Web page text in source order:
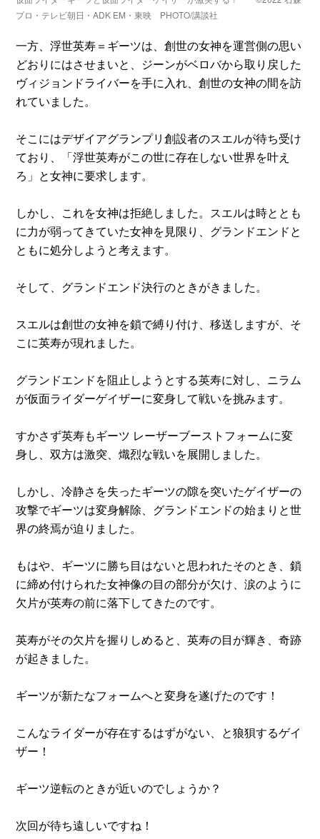
プロ・テレビ朝日・ADK EM・東映 PHOTO/講談社
一方、浮世英寿＝ギーツは、創世の女神を運営側の思い
どおりにはさせまいと、ジーンがベロバから取り戻した
ヴィジョンドライバーを手に入れ、創世の女神の間を訪
れていました。
そこにはデザイアグランプリ創設者のスエルが待ち受け
ており、「浮世英寿がこの世に存在しない世界を叶え
ろ」と女神に要求します。
しかし、これを女神は拒絶しました。スエルは時ととも
に力が弱ってきていた女神を見限り、グランドエンドと
ともに処分しようと考えます。
そして、グランドエンド決行のときがきました。
スエルは創世の女神を鎖で縛り付け、移送しますが、そ
こに英寿が現れました。
グランドエンドを阻止しようとする英寿に対し、ニラム
が仮面ライダーゲイザーに変身して戦いを挑みます。
すかさず英寿もギーツ レーザーブーストフォームに変
身し、双方は激突、熾烈な戦いを展開しました。
しかし、冷静さを失ったギーツの隙を突いたゲイザーの
攻撃でギーツは変身解除、グランドエンドの始まりと世
界の終焉が迫りました。
もはや、ギーツに勝ち目はないと思われたそのとき、鎖
に締め付けられた女神像の目の部分が欠け、涙のように
欠片が英寿の前に落下してきたのです。
英寿がその欠片を握りしめると、英寿の目が輝き、奇跡
が起きました。
ギーツが新たなフォームへと変身を遂げたのです！
こんなライダーが存在するはずがない、と狼狽するゲイ
ザー！
ギーツ逆転のときが近いのでしょうか？
次回が待ち遠しいですね！